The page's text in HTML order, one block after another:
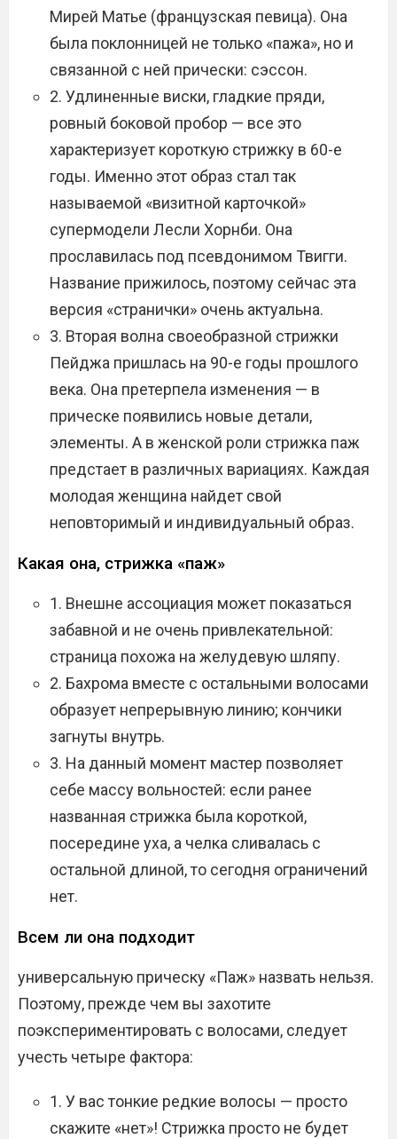
Мирей Матье (французская певица). Она
была поклонницей не только «пажа», но и
связанной с ней прически: сэссон.
2. Удлиненные виски, гладкие пряди,
ровный боковой пробор — все это
характеризует короткую стрижку в 60-е
годы. Именно этот образ стал так
называемой «визитной карточкой»
супермодели Лесли Хорнби. Она
прославилась под псевдонимом Твигги.
Название прижилось, поэтому сейчас эта
версия «странички» очень актуальна.
3. Вторая волна своеобразной стрижки
Пейджа пришлась на 90-е годы прошлого
века. Она претерпела изменения — в
прическе появились новые детали,
элементы. А в женской роли стрижка паж
предстает в различных вариациях. Каждая
молодая женщина найдет свой
неповторимый и индивидуальный образ.
Какая она, стрижка «паж»
1. Внешне ассоциация может показаться
забавной и не очень привлекательной:
страница похожа на желудевую шляпу.
2. Бахрома вместе с остальными волосами
образует непрерывную линию; кончики
загнуты внутрь.
3. На данный момент мастер позволяет
себе массу вольностей: если ранее
названная стрижка была короткой,
посередине уха, а челка сливалась с
остальной длиной, то сегодня ограничений
нет.
Всем ли она подходит
универсальную прическу «Паж» назвать нельзя.
Поэтому, прежде чем вы захотите
поэкспериментировать с волосами, следует
учесть четыре фактора:
1. У вас тонкие редкие волосы — просто
скажите «нет»! Стрижка просто не будет